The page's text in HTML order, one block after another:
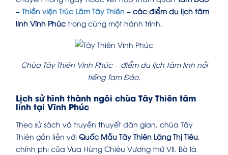
– Thiền viện Trúc Lâm Tây Thiên – các điểm du lịch tâm
linh Vĩnh Phúc trong cùng một hành trình.
Chùa Tây Thiên Vĩnh Phúc – điểm du lịch tâm linh nổi
tiếng Tam Đảo.
Lịch sử hình thành ngôi chùa Tây Thiên tâm
linh tại Vĩnh Phúc
Theo sử sách và truyền thuyết dân gian, chùa Tây
Thiên gắn liền với Quốc Mẫu Tây Thiên Lăng Thị Tiêu
chính phi của Vua Hùng Chiêu Vương thứ VII. Bà là